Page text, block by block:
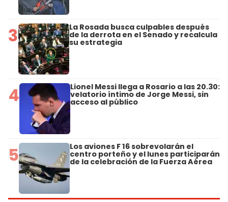
3 La Rosada busca culpables después
de la derrota en el Senado y recalcula
su estrategia
4 Lionel Messi llega a Rosario a las 20.30:
velatorio íntimo de Jorge Messi, sin
acceso al público
5 Los aviones F 16 sobrevolarán el
centro porteño y el lunes participarán
de la celebración de la Fuerza Aérea